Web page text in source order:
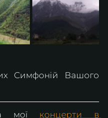
Симфоній Вашого
мої концерти в